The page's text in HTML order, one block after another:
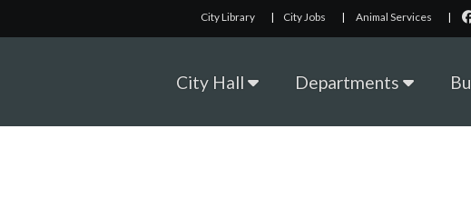
City Library | City Jobs | Animal Services |
City Hall Departments